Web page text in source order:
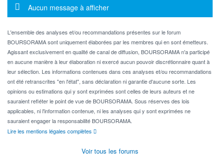
Message d'information
Aucun message à afficher
L'ensemble des analyses et/ou recommandations présentes sur le forum
BOURSORAMA sont uniquement élaborées par les membres qui en sont émetteurs.
Agissant exclusivement en qualité de canal de diffusion, BOURSORAMA n'a participé
en aucune manière à leur élaboration ni exercé aucun pouvoir discrétionnaire quant à
leur sélection. Les informations contenues dans ces analyses et/ou recommandations
ont été retranscrites "en l'état", sans déclaration ni garantie d'aucune sorte. Les
opinions ou estimations qui y sont exprimées sont celles de leurs auteurs et ne
sauraient refléter le point de vue de BOURSORAMA. Sous réserves des lois
applicables, ni l'information contenue, ni les analyses qui y sont exprimées ne
sauraient engager la responsabilité BOURSORAMA.
Lire les mentions légales complètes
Voir tous les forums